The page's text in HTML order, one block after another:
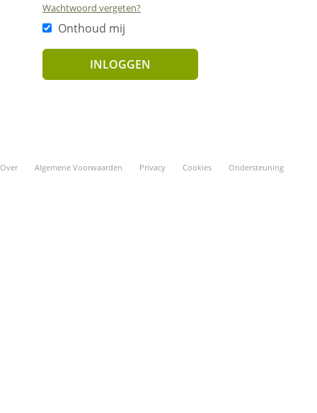
Wachtwoord vergeten?
Onthoud mij
Over Algemene Voorwaarden Privacy Cookies Ondersteuning